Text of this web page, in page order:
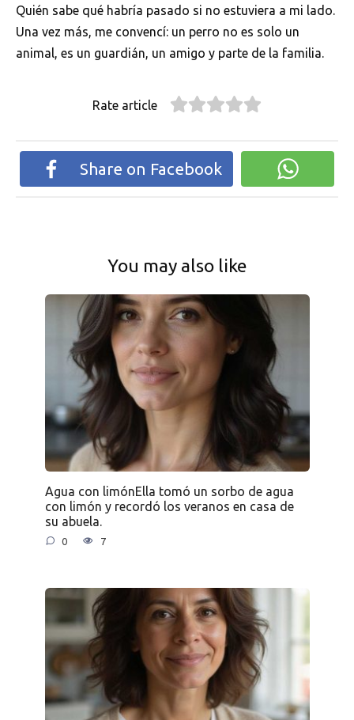
Quién sabe qué habría pasado si no estuviera a mi lado.
Una vez más, me convencí: un perro no es solo un
animal, es un guardián, un amigo y parte de la familia.
Rate article
Share on Facebook
You may also like
Agua con limónElla tomó un sorbo de agua
con limón y recordó los veranos en casa de
su abuela.
0 7